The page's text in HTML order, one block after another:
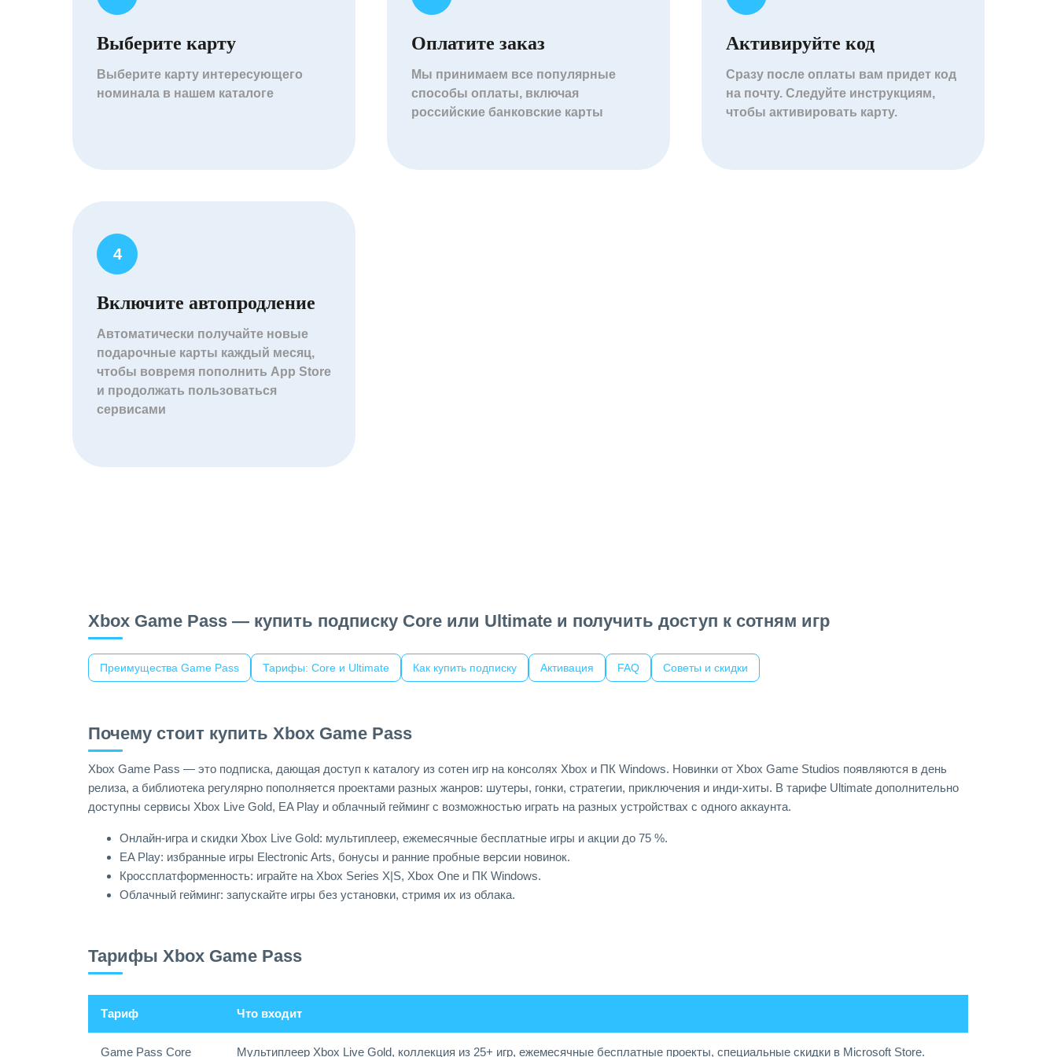
Выберите карту
Выберите карту интересующего
номинала в нашем каталоге
Оплатите заказ
Мы принимаем все популярные
способы оплаты, включая
российские банковские карты
Активируйте код
Сразу после оплаты вам придет код
на почту. Следуйте инструкциям,
чтобы активировать карту.
Включите автопродление
Автоматически получайте новые
подарочные карты каждый месяц,
чтобы вовремя пополнить App Store
и продолжать пользоваться
сервисами
Xbox Game Pass — купить подписку Core или Ultimate и получить доступ к сотням игр
Преимущества Game Pass Тарифы: Core и Ultimate Как купить подписку Активация FAQ Советы и скидки
Почему стоит купить Xbox Game Pass
Xbox Game Pass — это подписка, дающая доступ к каталогу из сотен игр на консолях Xbox и ПК Windows. Новинки от Xbox Game Studios появляются в день
релиза, а библиотека регулярно пополняется проектами разных жанров: шутеры, гонки, стратегии, приключения и инди-хиты. В тарифе Ultimate дополнительно
доступны сервисы Xbox Live Gold, EA Play и облачный гейминг с возможностью играть на разных устройствах с одного аккаунта.
Онлайн-игра и скидки Xbox Live Gold: мультиплеер, ежемесячные бесплатные игры и акции до 75 %.
EA Play: избранные игры Electronic Arts, бонусы и ранние пробные версии новинок.
Кроссплатформенность: играйте на Xbox Series X|S, Xbox One и ПК Windows.
Облачный гейминг: запускайте игры без установки, стримя их из облака.
Тарифы Xbox Game Pass
Тариф Что входит
Game Pass Core Мультиплеер Xbox Live Gold, коллекция из 25+ игр, ежемесячные бесплатные проекты, специальные скидки в Microsoft Store.